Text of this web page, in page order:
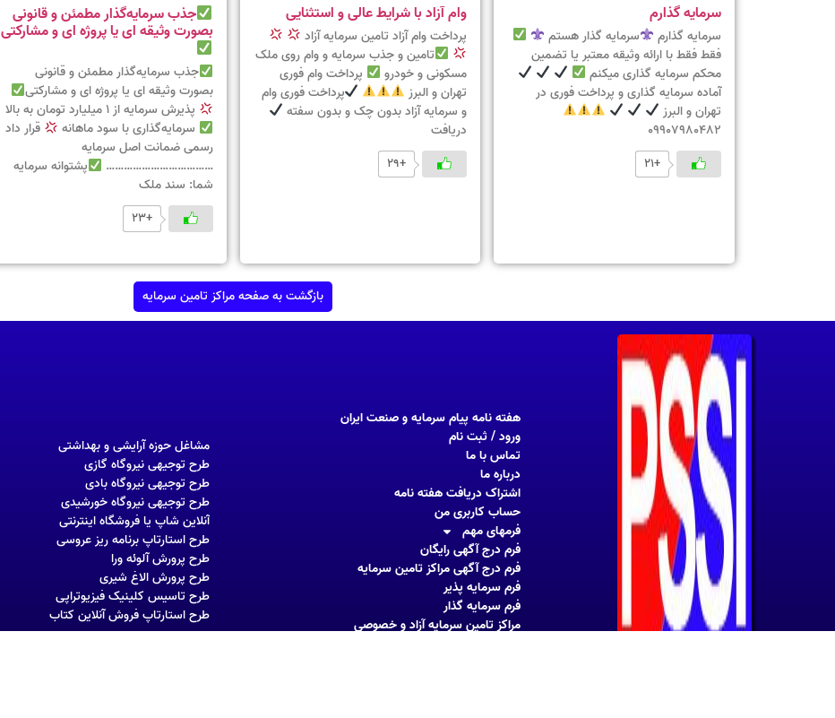
سرمایه گذارم
سرمایه گذارم
سرمایه گذار هستم
فقط فقط با ارائه وثیقه معتبر یا تضمین
محکم سرمایه گذاری میکنم
آماده سرمایه گذاری و پرداخت فوری در
تهران و البرز
09907980482
+21
وام آزاد با شرایط عالی و استثنایی
پرداخت وام آزاد تامین سرمایه آزاد
تامین و جذب سرمایه و وام روی ملک
مسکونی و خودرو
پرداخت وام فوری
تهران و البرز
پرداخت فوری وام
و سرمایه آزاد بدون چک و بدون سفته
دریافت
+29
جذب سرمایه‌گذار مطمئن و قانونی
بصورت وثیقه ای یا پروژه ای و مشارکتی
جذب سرمایه‌گذار مطمئن و قانونی
بصورت وثیقه ای یا پروژه ای و مشارکتی
پذیرش سرمایه از 1 میلیارد تومان به بالا
سرمایه‌گذاری با سود ماهانه
قرار داد
رسمی ضمانت اصل سرمایه
………………………………
پشتوانه سرمایه
شما: سند ملک
+23
بازگشت به صفحه مراکز تامین سرمایه
هفته نامه پیام سرمایه و صنعت ایران
ورود / ثبت نام
تماس با ما
درباره ما
اشتراک دریافت هفته نامه
حساب کاربری من
فرمهای مهم
فرم درج آگهی رایگان
فرم درج آگهی مراکز تامین سرمایه
فرم سرمایه پذیر
فرم سرمایه گذار
مراکز تامین سرمایه آزاد و خصوصی
مشاغل حوزه آرایشی و بهداشتی
طرح توجیهی نیروگاه گازی
طرح توجیهی نیروگاه بادی
طرح توجیهی نیروگاه خورشیدی
آنلاین شاپ یا فروشگاه اینترنتی
طرح استارتاپ‌ برنامه ریز عروسی
طرح پرورش آلوئه ورا
طرح پرورش الاغ شیری
طرح تاسیس کلینیک فیزیوتراپی
طرح استارتاپ فروش آنلاین کتاب